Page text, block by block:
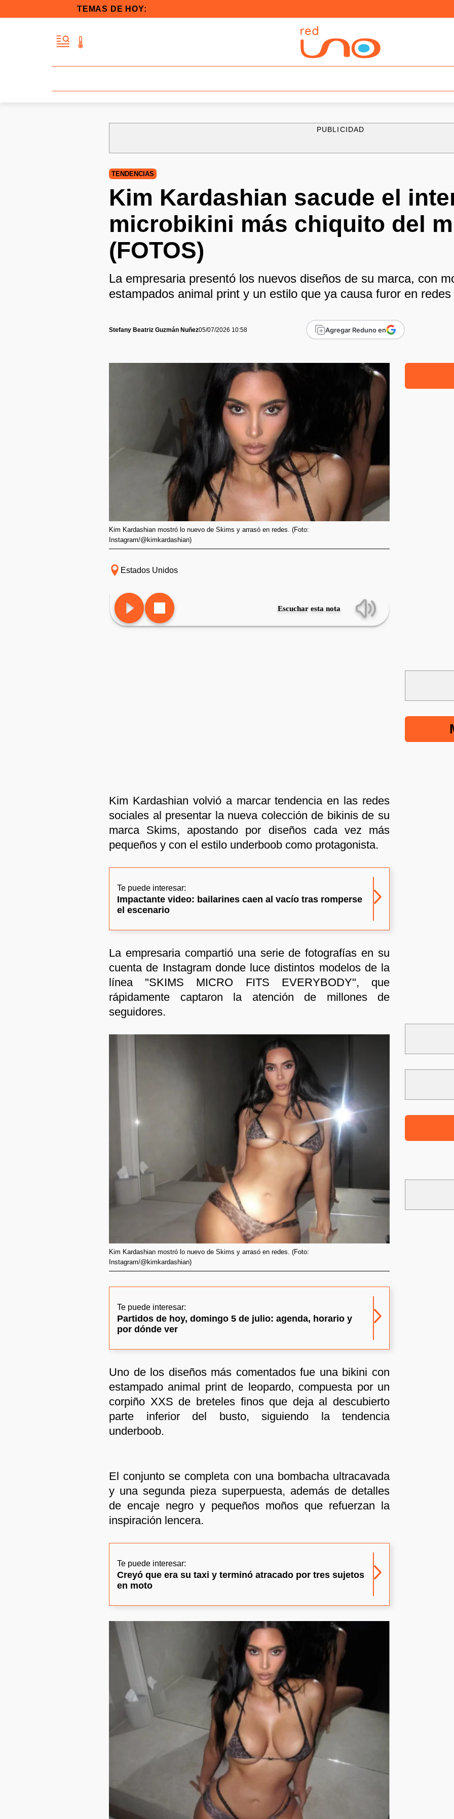
TEMAS DE HOY:
PUBLICIDAD
TENDENCIAS
Kim Kardashian sacude el
microbikini más chiquito del
(FOTOS)
La empresaria presentó los nuevos diseños de su marca, con
estampados animal print y un estilo que ya causa furor en redes
Stefany Beatriz Guzmán Nuñez05/07/2026 10:58 Agregar Reduno en
Kim Kardashian mostró lo nuevo de Skims y arrasó en redes. (Foto:
Instagram/@kimkardashian)
Estados Unidos
Escuchar esta nota
Kim Kardashian volvió a marcar tendencia en las redes
sociales al presentar la nueva colección de bikinis de su
marca Skims, apostando por diseños cada vez más
pequeños y con el estilo underboob como protagonista.
Te puede interesar:
Impactante video: bailarines caen al vacío tras romperse
el escenario
La empresaria compartió una serie de fotografías en su
cuenta de Instagram donde luce distintos modelos de la
línea "SKIMS MICRO FITS EVERYBODY", que
rápidamente captaron la atención de millones de
seguidores.
Kim Kardashian mostró lo nuevo de Skims y arrasó en redes. (Foto:
Instagram/@kimkardashian)
Te puede interesar:
Partidos de hoy, domingo 5 de julio: agenda, horario y
por dónde ver
Uno de los diseños más comentados fue una bikini con
estampado animal print de leopardo, compuesta por un
corpiño XXS de breteles finos que deja al descubierto
parte inferior del busto, siguiendo la tendencia
underboob.
El conjunto se completa con una bombacha ultracavada
y una segunda pieza superpuesta, además de detalles
de encaje negro y pequeños moños que refuerzan la
inspiración lencera.
Te puede interesar:
Creyó que era su taxi y terminó atracado por tres sujetos
en moto